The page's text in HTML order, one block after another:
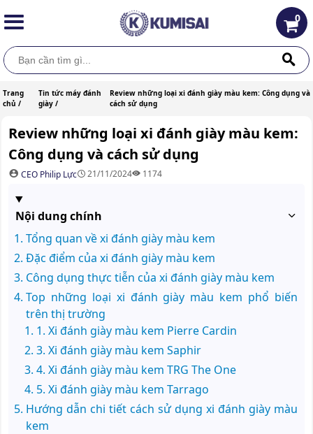
0
Trang
chủ /
Tin tức máy đánh
giày /
Review những loại xi đánh giày màu kem: Công dụng và
cách sử dụng
Review những loại xi đánh giày màu kem:
Công dụng và cách sử dụng
CEO Philip Lực 21/11/2024 1174
Nội dung chính
Tổng quan về xi đánh giày màu kem
Đặc điểm của xi đánh giày màu kem
Công dụng thực tiễn của xi đánh giày màu kem
Top những loại xi đánh giày màu kem phổ biến
trên thị trường
1. Xi đánh giày màu kem Pierre Cardin
3. Xi đánh giày màu kem Saphir
4. Xi đánh giày màu kem TRG The One
5. Xi đánh giày màu kem Tarrago
Hướng dẫn chi tiết cách sử dụng xi đánh giày màu
kem